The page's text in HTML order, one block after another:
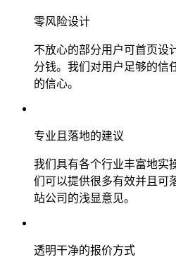
零风险设计
不放心的部分用户可首页设
分钱。我们对用户足够的信
的信心。
专业且落地的建议
我们具有各个行业丰富地实
们可以提供很多有效并且可
站公司的浅显意见。
透明干净的报价方式